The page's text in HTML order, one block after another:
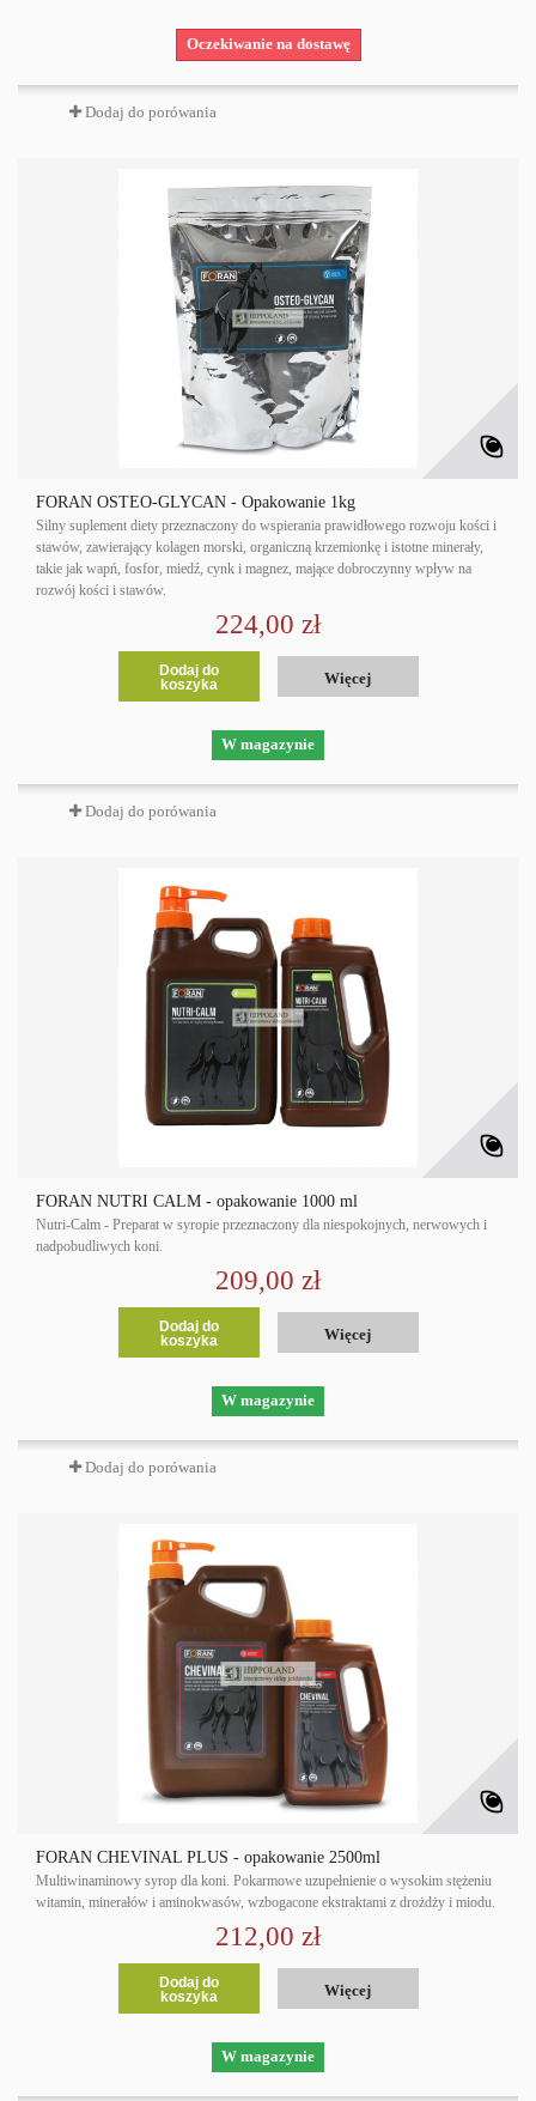
Oczekiwanie na dostawę
Dodaj do porówania
FORAN OSTEO-GLYCAN - Opakowanie 1kg
Silny suplement diety przeznaczony do wspierania prawidłowego rozwoju kości i
stawów, zawierający kolagen morski, organiczną krzemionkę i istotne minerały,
takie jak wapń, fosfor, miedź, cynk i magnez, mające dobroczynny wpływ na
rozwój kości i stawów.
224,00 zł
Dodaj do
koszyka
Więcej
W magazynie
Dodaj do porówania
FORAN NUTRI CALM - opakowanie 1000 ml
Nutri-Calm - Preparat w syropie przeznaczony dla niespokojnych, nerwowych i
nadpobudliwych koni.
209,00 zł
Dodaj do
koszyka
Więcej
W magazynie
Dodaj do porówania
FORAN CHEVINAL PLUS - opakowanie 2500ml
Multiwinaminowy syrop dla koni. Pokarmowe uzupełnienie o wysokim stężeniu
witamin, minerałów i aminokwasów, wzbogacone ekstraktami z drożdży i miodu.
212,00 zł
Dodaj do
koszyka
Więcej
W magazynie